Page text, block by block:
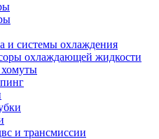
и системы охлаждения
охлаждающей жидкости
и трансмиссии